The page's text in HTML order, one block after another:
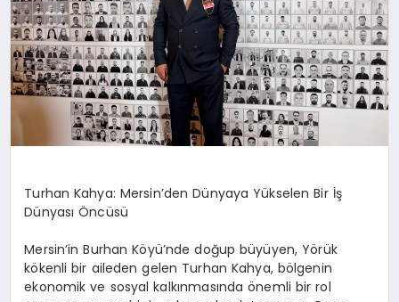
Turhan Kahya: Mersin’den Dünyaya Yükselen Bir İş
Dünyası Öncüsü
Mersin’in Burhan Köyü’nde doğup büyüyen, Yörük
kökenli bir aileden gelen Turhan Kahya, bölgenin
ekonomik ve sosyal kalkınmasında önemli bir rol